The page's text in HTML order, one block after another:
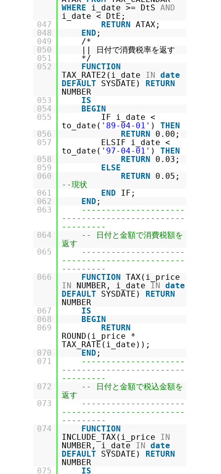
WHERE
i_date >= DtS AND
i_date < DtE;
047
RETURN ATAX;
048
END ;
049
/*
050
|| 日付で消費税率を返す
051
*/
052
FUNCTION
TAX_RATE2(i_date IN date
DEFAULT
SYSDATE) RETURN
NUMBER
053
IS
054
BEGIN
055
IF i_date <
to_date( '89-04-01' ) THEN
056
RETURN
0.00;
057
ELSIF i_date <
to_date( '97-04-01' ) THEN
058
RETURN
0.03;
059
ELSE
060
RETURN
0.05;
--現状
061
END
IF;
062
END ;
063
---------------------
-------------------------
---------
064
-- 日付と金額で消費税額を
返す
065
---------------------
-------------------------
---------
066
FUNCTION TAX(i_price
IN
NUMBER, i_date IN date
DEFAULT
SYSDATE) RETURN
NUMBER
067
IS
068
BEGIN
069
RETURN
ROUND(i_price *
TAX_RATE(i_date));
070
END ;
071
---------------------
-------------------------
---------
072
-- 日付と金額で税込金額を
返す
073
---------------------
-------------------------
---------
074
FUNCTION
INCLUDE_TAX(i_price IN
NUMBER, i_date IN date
DEFAULT
SYSDATE) RETURN
NUMBER
075
IS